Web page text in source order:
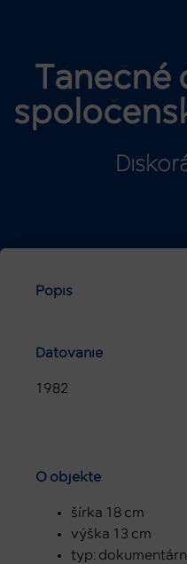
Tanečné
Popis
Datovanie
1982
O objekte
šírka 18 cm
výška 13 cm
typ: